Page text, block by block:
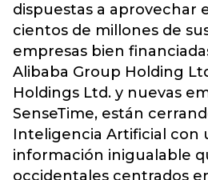
dispuestas a aprovechar
cientos de millones de
empresas bien
Alibaba Group Holding
Holdings Ltd. y nuevas
SenseTime, están
Inteligencia Artificial con
información inigualable
occidentales centrados